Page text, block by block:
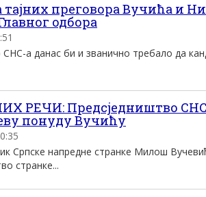
преговора Вучића и
одбора
а данас би и званично требало да
РЕЧИ: Предсједништво
понуду Вучићу
Српске напредне странке Милош
странке...